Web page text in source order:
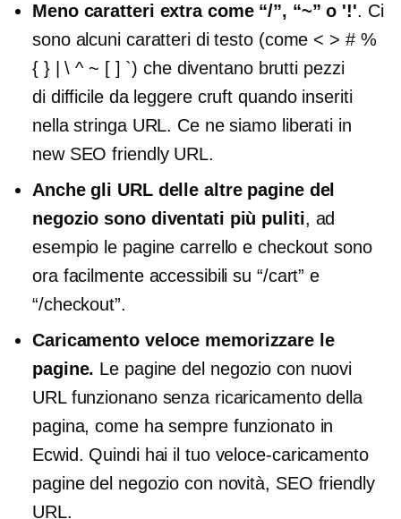
Meno caratteri extra come “/”, “~” o '!'. Ci
sono alcuni caratteri di testo (come < > # %
{ } | \ ^ ~ [ ] `) che diventano brutti pezzi
di difficile da leggerecruft quando inseriti
nella stringa URL. Ce ne siamo liberati in
new SEO friendlyURL.
Anche gli URL delle altre pagine del
negozio sono diventati più puliti, ad
esempio le pagine carrello e checkout sono
ora facilmente accessibili su “/cart” e
“/checkout”.
Caricamento veloce memorizzare le
pagine. Le pagine del negozio con nuovi
URL funzionano senza ricaricamento della
pagina, come ha sempre funzionato in
Ecwid. Quindi hai il tuo veloce-caricamento
pagine del negozio con novità, SEO friendly
URL.